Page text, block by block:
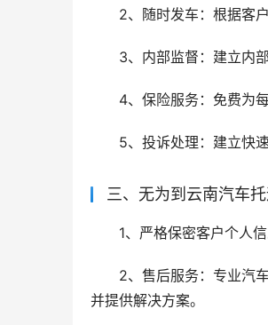
2、随时发车：根据客
3、内部监督：建立内
4、保险服务：免费为
5、投诉处理：建立快
三、无为到云南汽车
1、严格保密客户个人
2、售后服务：专业汽
并提供解决方案。